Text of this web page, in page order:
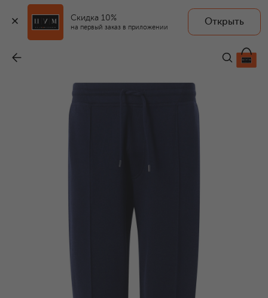
Скидка 10%
на первый заказ в приложении
Открыть
59 100 ₽